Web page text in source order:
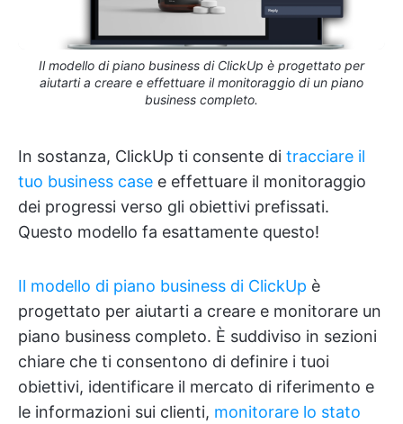
Il modello di piano business di ClickUp è progettato per
aiutarti a creare e effettuare il monitoraggio di un piano
business completo.
In sostanza, ClickUp ti consente di tracciare il
tuo business case e effettuare il monitoraggio
dei progressi verso gli obiettivi prefissati.
Questo modello fa esattamente questo!
Il modello di piano business di ClickUp è
progettato per aiutarti a creare e monitorare un
piano business completo. È suddiviso in sezioni
chiare che ti consentono di definire i tuoi
obiettivi, identificare il mercato di riferimento e
le informazioni sui clienti, monitorare lo stato